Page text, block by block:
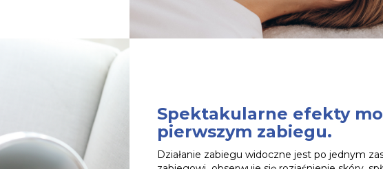
Spektakularne efekty
pierwszym zabiegu.
Działanie zabiegu widoczne jest po jednym